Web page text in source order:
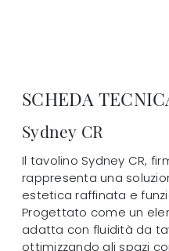
SCHEDA
Sydney CR
Il tavolino Sydney CR,
rappresenta una
estetica raffinata e
Progettato come un
adatta con fluidità da
ottimizzando gli spazi